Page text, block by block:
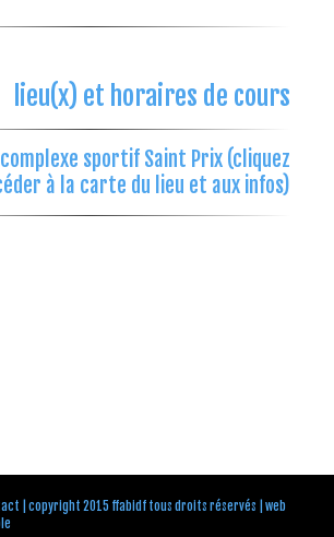
lieu(x) et horaires de cours
sportif Saint Prix (cliquez
à la carte du lieu et aux infos)
| copyright 2015 ffabidf tous droits réservés | web